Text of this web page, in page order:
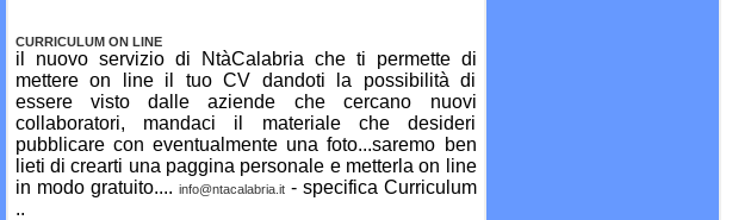
CURRICULUM ON LINE
il nuovo servizio di NtàCalabria che ti permette di
mettere on line il tuo CV dandoti la possibilità di
essere visto dalle aziende che cercano nuovi
collaboratori, mandaci il materiale che desideri
pubblicare con eventualmente una foto...saremo ben
lieti di crearti una paggina personale e metterla on line
in modo gratuito.... info@ntacalabria.it- specifica Curriculum
..